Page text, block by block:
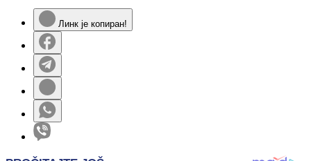
Линк је копиран!